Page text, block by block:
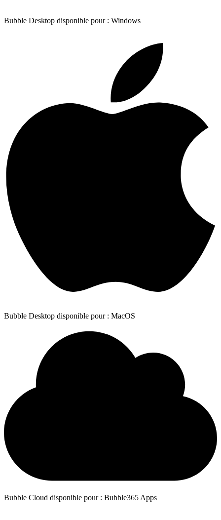
Bubble Desktop disponible pour : Windows
Bubble Desktop disponible pour : MacOS
Bubble Cloud disponible pour : Bubble365 Apps